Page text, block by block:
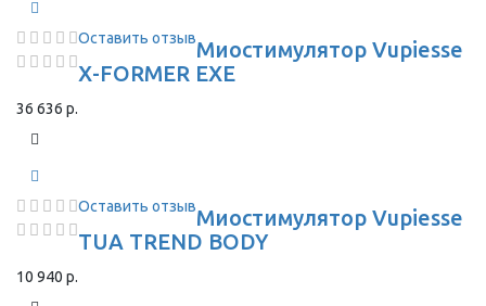
Оставить отзывМиостимулятор Vupiesse
X-FORMER EXE
36 636 р.
Оставить отзывМиостимулятор Vupiesse
TUA TREND BODY
10 940 р.